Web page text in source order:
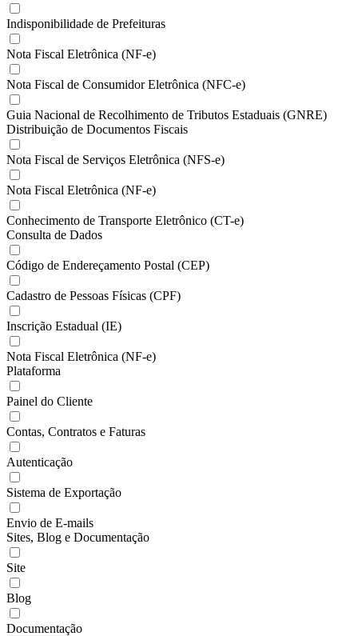
Indisponibilidade de Prefeituras
Nota Fiscal Eletrônica (NF-e)
Nota Fiscal de Consumidor Eletrônica (NFC-e)
Guia Nacional de Recolhimento de Tributos Estaduais (GNRE)
Distribuição de Documentos Fiscais
Nota Fiscal de Serviços Eletrônica (NFS-e)
Nota Fiscal Eletrônica (NF-e)
Conhecimento de Transporte Eletrônico (CT-e)
Consulta de Dados
Código de Endereçamento Postal (CEP)
Cadastro de Pessoas Físicas (CPF)
Inscrição Estadual (IE)
Nota Fiscal Eletrônica (NF-e)
Plataforma
Painel do Cliente
Contas, Contratos e Faturas
Autenticação
Sistema de Exportação
Envio de E-mails
Sites, Blog e Documentação
Site
Blog
Documentação